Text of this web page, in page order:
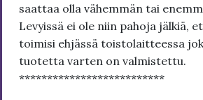
saattaa olla vähemmän tai
Levyissä ei ole niin pahoja jälkiä,
toimisi ehjässä toistolaitteessa
tuotetta varten on valmistettu.
**************************